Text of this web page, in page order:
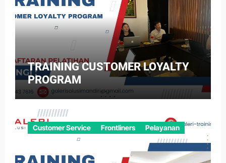
TRAINING CUSTOMER LOYALTY
PROGRAM
Customer Service Frontliners Pelayanan